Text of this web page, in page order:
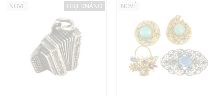
NOVÉ OBJEDNÁNO NOVÉ